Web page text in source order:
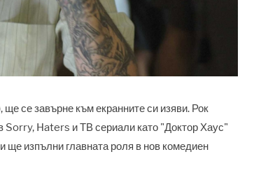
се завърне към екранните си изяви. Рок
Sorry, Haters и ТВ сериали като "Доктор Хаус"
изпълни главната роля в нов комедиен